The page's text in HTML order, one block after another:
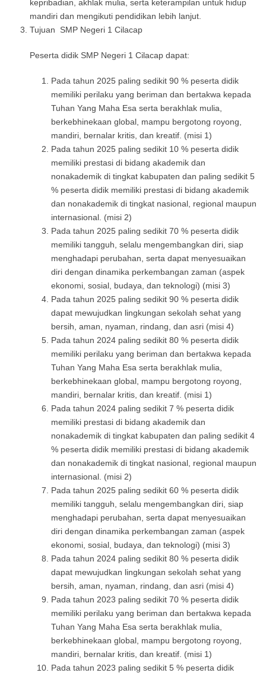
kepribadian, akhlak mulia, serta keterampilan untuk hidup
mandiri dan mengikuti pendidikan lebih lanjut.
Tujuan SMP Negeri 1 Cilacap
Peserta didik SMP Negeri 1 Cilacap dapat:
Pada tahun 2025 paling sedikit 90 % peserta didik
memiliki perilaku yang beriman dan bertakwa kepada
Tuhan Yang Maha Esa serta berakhlak mulia,
berkebhinekaan global, mampu bergotong royong,
mandiri, bernalar kritis, dan kreatif. (misi 1)
Pada tahun 2025 paling sedikit 10 % peserta didik
memiliki prestasi di bidang akademik dan
nonakademik di tingkat kabupaten dan paling sedikit 5
% peserta didik memiliki prestasi di bidang akademik
dan nonakademik di tingkat nasional, regional maupun
internasional. (misi 2)
Pada tahun 2025 paling sedikit 70 % peserta didik
memiliki tangguh, selalu mengembangkan diri, siap
menghadapi perubahan, serta dapat menyesuaikan
diri dengan dinamika perkembangan zaman (aspek
ekonomi, sosial, budaya, dan teknologi) (misi 3)
Pada tahun 2025 paling sedikit 90 % peserta didik
dapat mewujudkan lingkungan sekolah sehat yang
bersih, aman, nyaman, rindang, dan asri (misi 4)
Pada tahun 2024 paling sedikit 80 % peserta didik
memiliki perilaku yang beriman dan bertakwa kepada
Tuhan Yang Maha Esa serta berakhlak mulia,
berkebhinekaan global, mampu bergotong royong,
mandiri, bernalar kritis, dan kreatif. (misi 1)
Pada tahun 2024 paling sedikit 7 % peserta didik
memiliki prestasi di bidang akademik dan
nonakademik di tingkat kabupaten dan paling sedikit 4
% peserta didik memiliki prestasi di bidang akademik
dan nonakademik di tingkat nasional, regional maupun
internasional. (misi 2)
Pada tahun 2025 paling sedikit 60 % peserta didik
memiliki tangguh, selalu mengembangkan diri, siap
menghadapi perubahan, serta dapat menyesuaikan
diri dengan dinamika perkembangan zaman (aspek
ekonomi, sosial, budaya, dan teknologi) (misi 3)
Pada tahun 2024 paling sedikit 80 % peserta didik
dapat mewujudkan lingkungan sekolah sehat yang
bersih, aman, nyaman, rindang, dan asri (misi 4)
Pada tahun 2023 paling sedikit 70 % peserta didik
memiliki perilaku yang beriman dan bertakwa kepada
Tuhan Yang Maha Esa serta berakhlak mulia,
berkebhinekaan global, mampu bergotong royong,
mandiri, bernalar kritis, dan kreatif. (misi 1)
Pada tahun 2023 paling sedikit 5 % peserta didik